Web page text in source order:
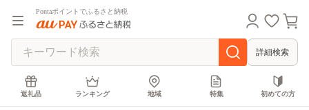
Pontaポイントでふるさと納税
詳細検索
返礼品 ランキング 地域 特集 初めての方